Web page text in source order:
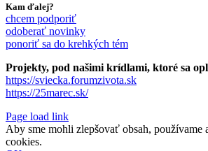
Kam ďalej?
chcem podporiť
odoberať novinky
ponoriť sa do krehkých tém
Projekty, pod našimi krídlami, ktoré sa
https://sviecka.forumzivota.sk
https://25marec.sk/
Page load link
Aby sme mohli zlepšovať obsah, používame
cookies.